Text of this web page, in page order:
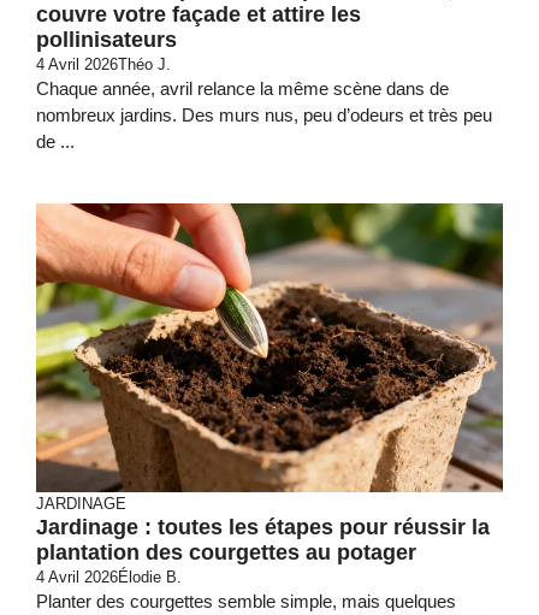
couvre votre façade et attire les
pollinisateurs
4 Avril 2026Théo J.
Chaque année, avril relance la même scène dans de
nombreux jardins. Des murs nus, peu d’odeurs et très peu
de ...
JARDINAGE
Jardinage : toutes les étapes pour réussir la
plantation des courgettes au potager
4 Avril 2026Élodie B.
Planter des courgettes semble simple, mais quelques